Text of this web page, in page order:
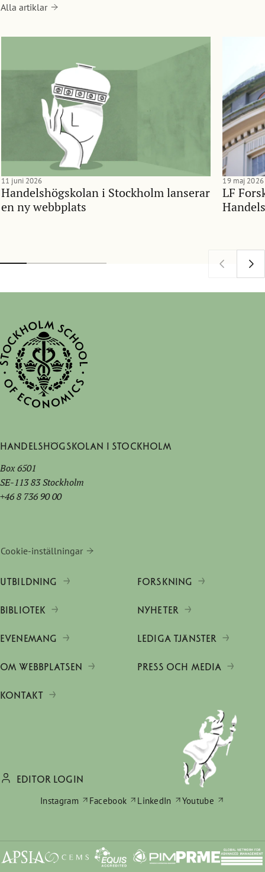
Alla artiklar
Handelshögskolan i Stockholm lanserar
en ny webbplats
11 juni 2026
LF
19 maj 2026
Handelshögskolan i Stockholm
Box 6501
SE-113 83 Stockholm
+46 8 736 90 00
Cookie-inställningar
UTBILDNING FORSKNING
BIBLIOTEK NYHETER
EVENEMANG LEDIGA TJÄNSTER
OM WEBBPLATSEN PRESS OCH MEDIA
KONTAKT
EDITOR LOGIN
Instagram
Facebook LinkedIn Youtube